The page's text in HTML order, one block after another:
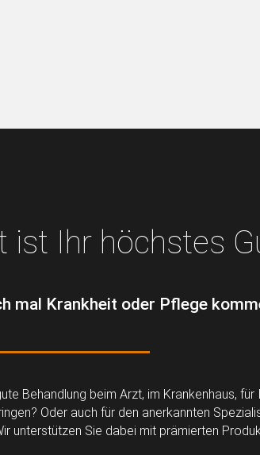
ist Ihr höchstes
mal Krankheit oder Pflege
Behandlung beim Arzt, im Krankenhaus, für
Oder auch für den anerkannten
unterstützen Sie dabei mit prämierten